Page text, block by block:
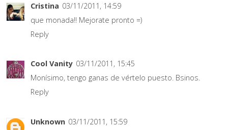
Cristina 03/11/2011, 14:59
que monada!! Mejorate pronto =)
Reply
Cool Vanity 03/11/2011, 15:45
Monísimo, tengo ganas de vértelo puesto. Bsinos.
Reply
Unknown 03/11/2011, 15:59